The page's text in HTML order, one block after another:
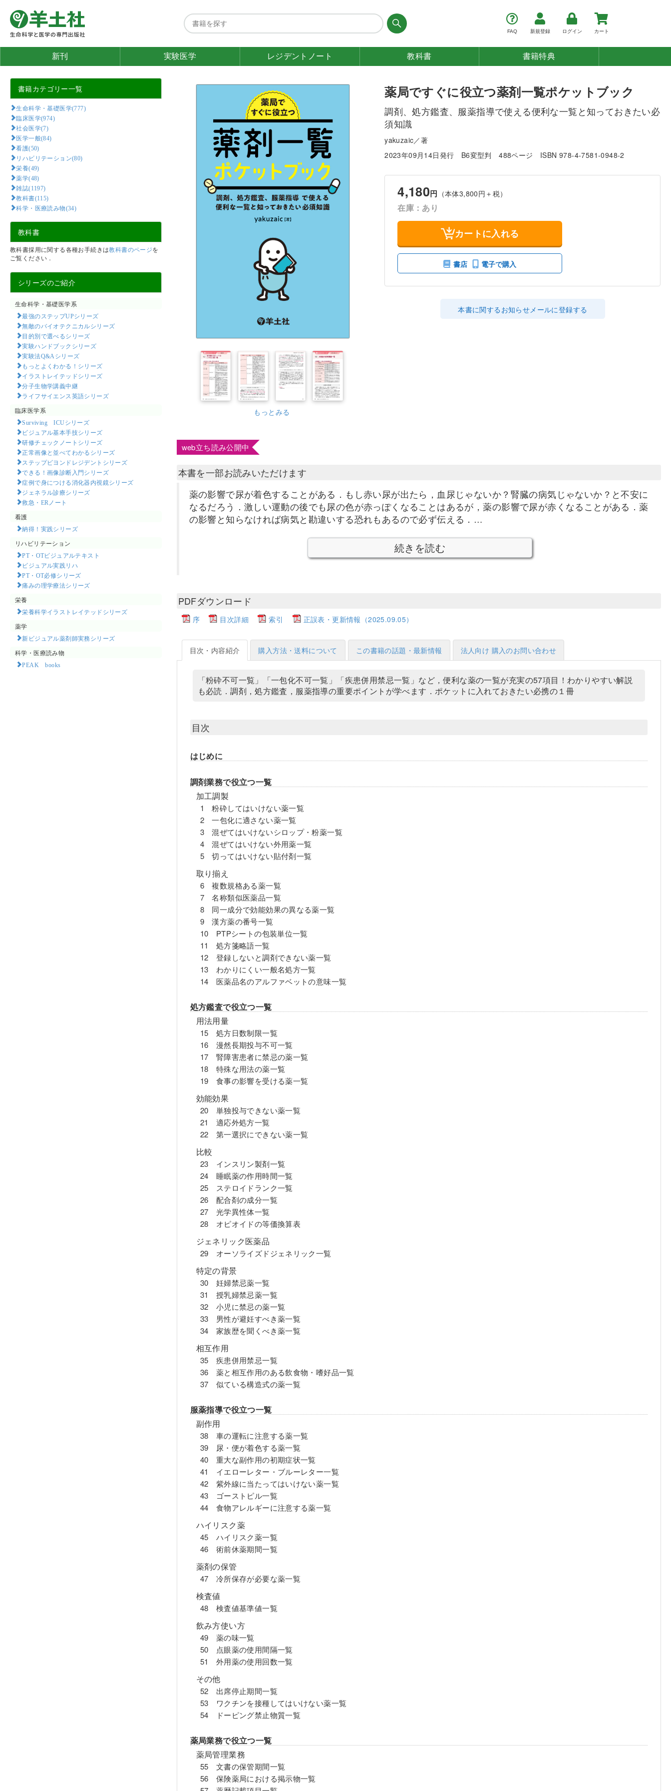
FAQ 新規登録 ログイン カート
新刊 実験医学 レジデント ノート 教科書 書籍特典
書籍カテゴリー一覧
生命科学・基礎医学(777)
臨床医学(974)
社会医学(7)
医学一般(84)
看護(50)
リハビリテーション(80)
栄養(49)
薬学(48)
雑誌(1197)
教科書(115)
科学・医療読み物(34)
教科書
教科書採用に関する各種お手続きは教科書のページを
ご覧ください．
シリーズのご紹介
生命科学・基礎医学系
最強のステップUPシリーズ
無敵のバイオテクニカルシリーズ
目的別で選べるシリーズ
実験ハンドブックシリーズ
実験法Q&Aシリーズ
もっとよくわかる！シリーズ
イラストレイテッドシリーズ
分子生物学講義中継
ライフサイエンス英語シリーズ
臨床医学系
Surviving ICUシリーズ
ビジュアル基本手技シリーズ
研修チェックノートシリーズ
正常画像と並べてわかるシリーズ
ステップビヨンドレジデントシリーズ
できる！画像診断入門シリーズ
症例で身につける消化器内視鏡シリーズ
ジェネラル診療シリーズ
救急・ERノート
看護
納得！実践シリーズ
リハビリテーション
PT・OTビジュアルテキスト
ビジュアル実践リハ
PT・OT必修シリーズ
痛みの理学療法シリーズ
栄養
栄養科学イラストレイテッドシリーズ
薬学
新ビジュアル薬剤師実務シリーズ
科学・医療読み物
PEAK books​
もっとみる
薬局ですぐに役立つ薬剤一覧ポケットブック
調剤、処方鑑査、服薬指導で使える便利な一覧と知っておきたい必
須知識
yakuzaic／著
2023年09月14日発行
B6変型判 488ページ ISBN 978-4-7581-0948-2
4,180円 （本体3,800円＋税）
在庫：あり
カートに入れる
書店 電子で購入
本書に関するお知らせメールに登録する
web立ち読み公開中
本書を一部お読みいただけます
薬の影響で尿が着色することがある．もし赤い尿が出たら，血尿じゃないか？腎臓の病気じゃないか？と不安に
なるだろう．激しい運動の後でも尿の色が赤っぽくなることはあるが，薬の影響で尿が赤くなることがある．薬
の影響と知らなければ病気と勘違いする恐れもあるので必ず伝える．…
続きを読む
PDFダウンロード
序 目次詳細 索引 正誤表・更新情報（2025.09.05）
目次・内容紹介 購入方法・送料について この書籍の話題・最新情報 法人向け 購入のお問い合わせ
「粉砕不可一覧」「一包化不可一覧」「疾患併用禁忌一覧」など，便利な薬の一覧が充実の57項目！わかりやすい解説
も必読．調剤，処方鑑査，服薬指導の重要ポイントが学べます．ポケットに入れておきたい必携の１冊
目次
はじめに
調剤業務で役立つ一覧
加工調製
1 粉砕してはいけない薬一覧
2 一包化に適さない薬一覧
3 混ぜてはいけないシロップ・粉薬⼀覧
4 混ぜてはいけない外用薬⼀覧
5 切ってはいけない貼付剤⼀覧
取り揃え
6 複数規格ある薬一覧
7 名称類似医薬品一覧
8 同一成分で効能効果の異なる薬⼀覧
9 漢⽅薬の番号⼀覧
10 PTPシートの包装単位一覧
11 処⽅箋略語⼀覧
12 登録しないと調剤できない薬⼀覧
13 わかりにくい一般名処方⼀覧
14 医薬品名のアルファベットの意味⼀覧
処方鑑査で役立つ一覧
用法用量
15 処方日数制限一覧
16 漫然長期投与不可一覧
17 腎障害患者に禁忌の薬⼀覧
18 特殊な用法の薬⼀覧
19 ⾷事の影響を受ける薬⼀覧
効能効果
20 単独投与できない薬一覧
21 適応外処方一覧
22 第一選択にできない薬⼀覧
比較
23 インスリン製剤⼀覧
24 睡眠薬の作用時間一覧
25 ステロイドランク⼀覧
26 配合剤の成分⼀覧
27 光学異性体⼀覧
28 オピオイドの等価換算表
ジェネリック医薬品
29 オーソライズドジェネリック一覧
特定の背景
30 妊婦禁忌薬一覧
31 授乳婦禁忌薬一覧
32 小児に禁忌の薬一覧
33 男性が避妊すべき薬⼀覧
34 家族歴を聞くべき薬⼀覧
相互作用
35 疾患併用禁忌一覧
36 薬と相互作⽤のある飲⾷物・嗜好品⼀覧
37 似ている構造式の薬⼀覧
服薬指導で役立つ一覧
副作用
38 ⾞の運転に注意する薬⼀覧
39 尿・便が着⾊する薬⼀覧
40 重⼤な副作⽤の初期症状⼀覧
41 イエローレター・ブルーレター⼀覧
42 紫外線に当たってはいけない薬⼀覧
43 ゴーストピル⼀覧
44 食物アレルギーに注意する薬⼀覧
ハイリスク薬
45 ハイリスク薬一覧
46 術前休薬期間⼀覧
薬剤の保管
47 冷所保存が必要な薬⼀覧
検査値
48 検査値基準値一覧
飲み方使い方
49 薬の味一覧
50 点眼薬の使用間隔一覧
51 外用薬の使用回数⼀覧
その他
52 出席停止期間⼀覧
53 ワクチンを接種してはいけない薬一覧
54 ドーピング禁止物質⼀覧
薬局業務で役立つ一覧
薬局管理業務
55 文書の保管期間一覧
56 保険薬局における掲示物一覧